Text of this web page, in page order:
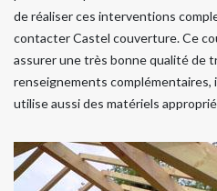
de réaliser ces interventions
contacter Castel couverture. Ce
assurer une très bonne qualité de
renseignements
utilise aussi des matériels